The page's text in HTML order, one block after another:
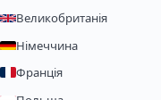
Великобританія
Німеччина
Франція